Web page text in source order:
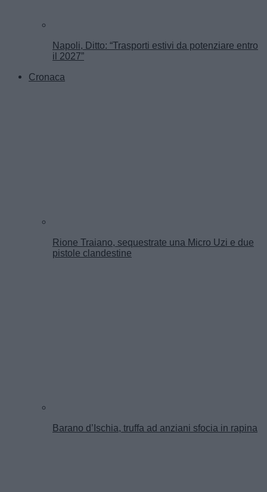
Napoli, Ditto: “Trasporti estivi da potenziare entro
il 2027”
Cronaca
Rione Traiano, sequestrate una Micro Uzi e due
pistole clandestine
Barano d’Ischia, truffa ad anziani sfocia in rapina